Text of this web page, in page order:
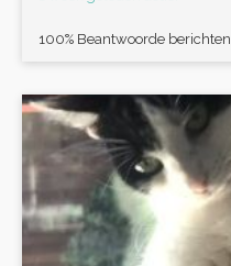
100% Beantwoorde berichten